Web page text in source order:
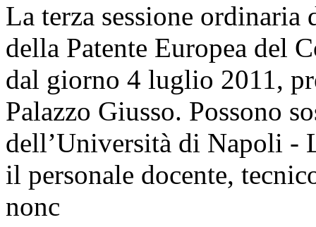
La terza sessione
della Patente Europea del
dal giorno 4 luglio 2011,
Palazzo Giusso. Possono
dell’Università di Napoli -
il personale docente,
nonc